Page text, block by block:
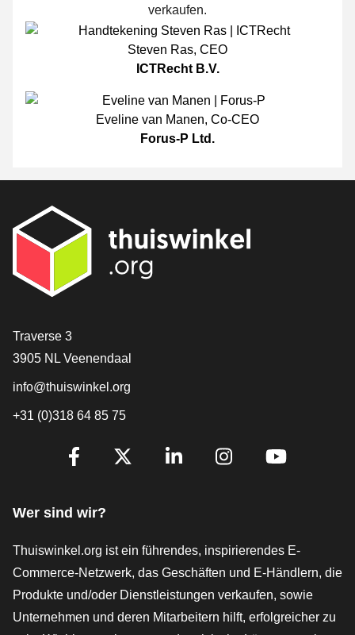
verkaufen.
Steven Ras, CEO
ICTRecht B.V.
Eveline van Manen, Co-CEO
Forus-P Ltd.
[_General:Contact]
Traverse 3
3905 NL Veenendaal
info@thuiswinkel.org
+31 (0)318 64 85 75
[_General:SocialMediaTitle]
Wer sind wir?
Thuiswinkel.org ist ein führendes, inspirierendes E-
Commerce-Netzwerk, das Geschäften und E-Händlern, die
Produkte und/oder Dienstleistungen verkaufen, sowie
Unternehmen und deren Mitarbeitern hilft, erfolgreicher zu